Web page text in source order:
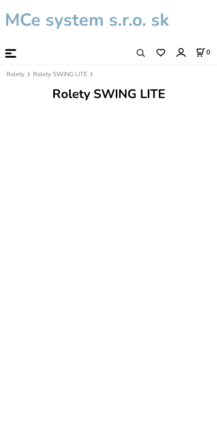
MCe system s.r.o. sk
0
Rolety Rolety SWING LITE
Rolety SWING LITE